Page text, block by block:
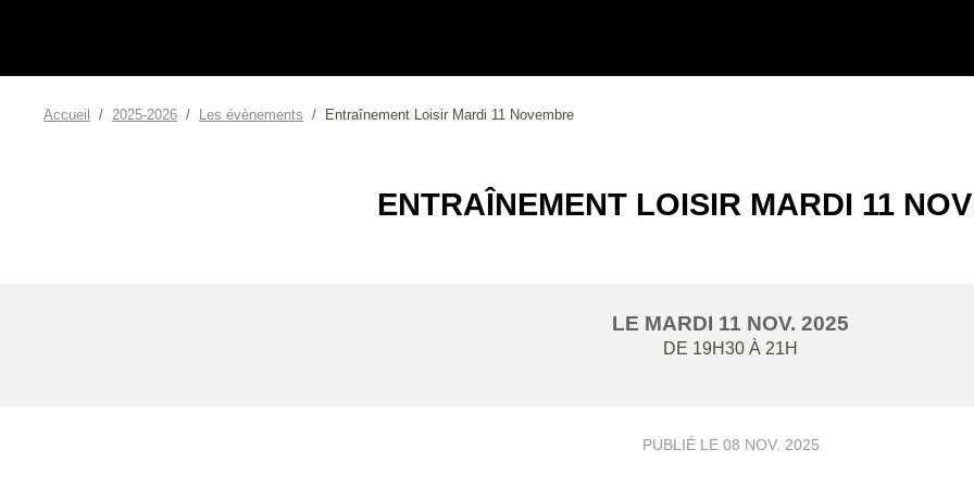
Accueil 2025-2026 Les évènements Entraînement Loisir Mardi 11 Novembre
ENTRAÎNEMENT LOISIR MARDI 11
LE MARDI 11 NOV. 2025
DE 19H30 À 21H
PUBLIÉ LE 08 NOV. 2025